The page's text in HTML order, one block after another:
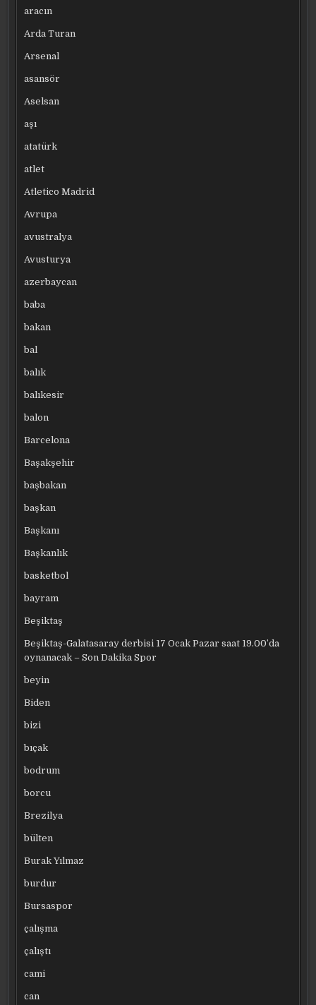
aracın
Arda Turan
Arsenal
asansör
Aselsan
aşı
atatürk
atlet
Atletico Madrid
Avrupa
avustralya
Avusturya
azerbaycan
baba
bakan
bal
balık
balıkesir
balon
Barcelona
Başakşehir
başbakan
başkan
Başkanı
Başkanlık
basketbol
bayram
Beşiktaş
Beşiktaş-Galatasaray derbisi 17 Ocak Pazar saat 19.00’da
oynanacak – Son Dakika Spor
beyin
Biden
bizi
bıçak
bodrum
borcu
Brezilya
bülten
Burak Yılmaz
burdur
Bursaspor
çalışma
çalıştı
cami
can